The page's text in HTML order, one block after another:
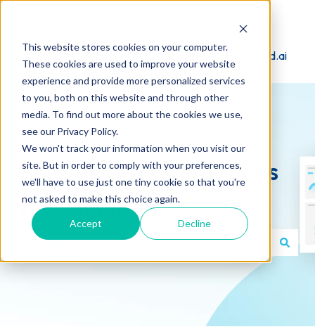
This website stores cookies on your computer.
These cookies are used to improve your website
experience and provide more personalized services
to you, both on this website and through other
media. To find out more about the cookies we use,
see our Privacy Policy.
We won't track your information when you visit our
site. But in order to comply with your preferences,
we'll have to use just one tiny cookie so that you're
not asked to make this choice again.
Accept Decline
Visiter Bodyguard.ai
Comment pouvons-nous
vous aider ?
Il n'y a aucune suggestion car le champ de recherche